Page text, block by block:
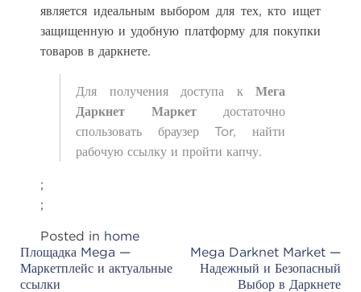
является идеальным выбором для тех, кто ищет
защищенную и удобную платформу для покупки
товаров в даркнете.
Для получения доступа к Мега
Даркнет Маркет достаточно
спользовать браузер Tor, найти
рабочую ссылку и пройти капчу.
;
;
Posted in home
Post
navigation
Площадка Mega —
Маркетплейс и актуальные
ссылки
Mega Darknet Market —
Надежный и Безопасный
Выбор в Даркнете